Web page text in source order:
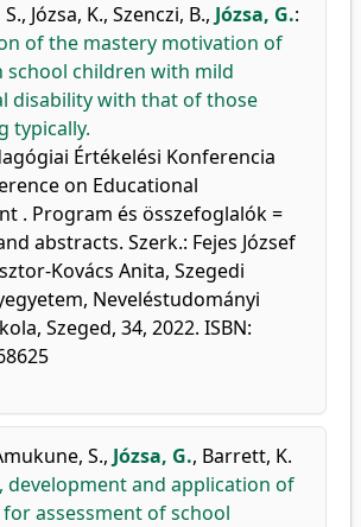
, Józsa, K., Szenczi, B., Józsa, G.:
of the mastery motivation of
school children with mild
disability with that of those
typically.
Értékelési Konferencia
on Educational
. Program és összefoglalók =
abstracts. Szerk.: Fejes József
Kovács Anita, Szegedi
Neveléstudományi
Szeged, 34, 2022. ISBN:
S., Józsa, G., Barrett, K.
development and application of
assessment of school